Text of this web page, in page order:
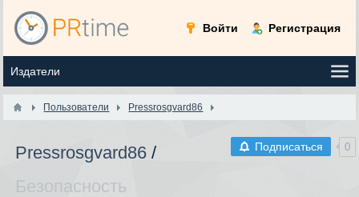
Войти Регистрация
Пользователи Pressrosgvard86
Подписаться 0
Pressrosgvard86 /
Безопасность